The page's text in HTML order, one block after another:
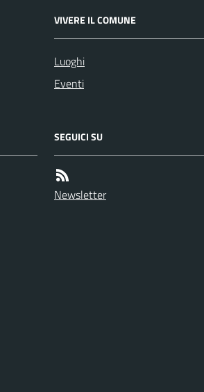
VIVERE IL COMUNE
Luoghi
Eventi
SEGUICI SU
Newsletter